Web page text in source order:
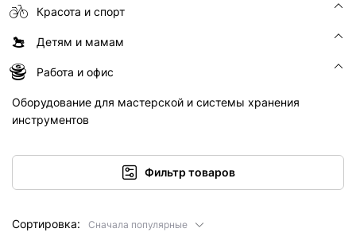
Красота и спорт
Детям и мамам
Работа и офис
Оборудование для мастерской и системы хранения
инструментов
Фильтр товаров
Сортировка: Сначала популярные